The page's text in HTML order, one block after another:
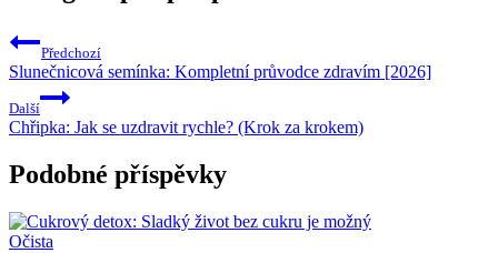
Předchozí
Slunečnicová semínka: Kompletní průvodce zdravím [2026]
Další
Chřipka: Jak se uzdravit rychle? (Krok za krokem)
Podobné příspěvky
Očista